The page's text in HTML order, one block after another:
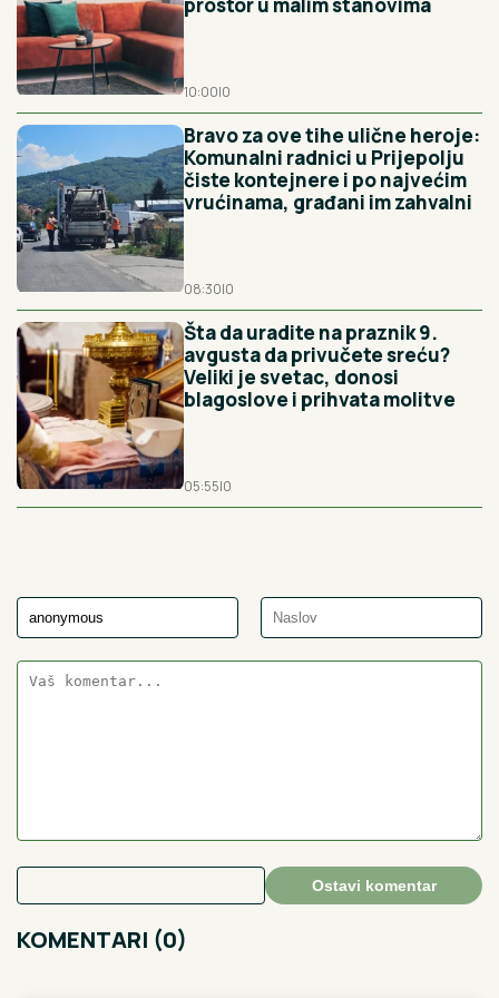
10:00|0
Bravo za ove tihe ulične heroje:
Komunalni radnici u Prijepolju
čiste kontejnere i po najvećim
vrućinama, građani im zahvalni
08:30|0
Šta da uradite na praznik 9.
avgusta da privučete sreću?
Veliki je svetac, donosi
blagoslove i prihvata molitve
05:55|0
Ostavi komentar
KOMENTARI (0)